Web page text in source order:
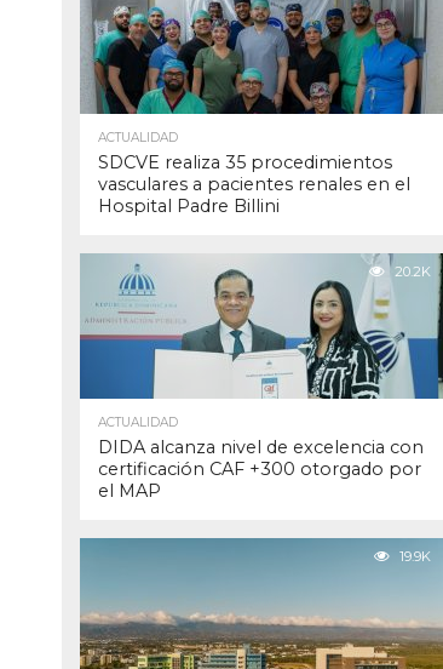
ACTUALIDAD
SDCVE realiza 35 procedimientos
vasculares a pacientes renales en el
Hospital Padre Billini
20.2K
ACTUALIDAD
DIDA alcanza nivel de excelencia con
certificación CAF +300 otorgado por
el MAP
19.9K